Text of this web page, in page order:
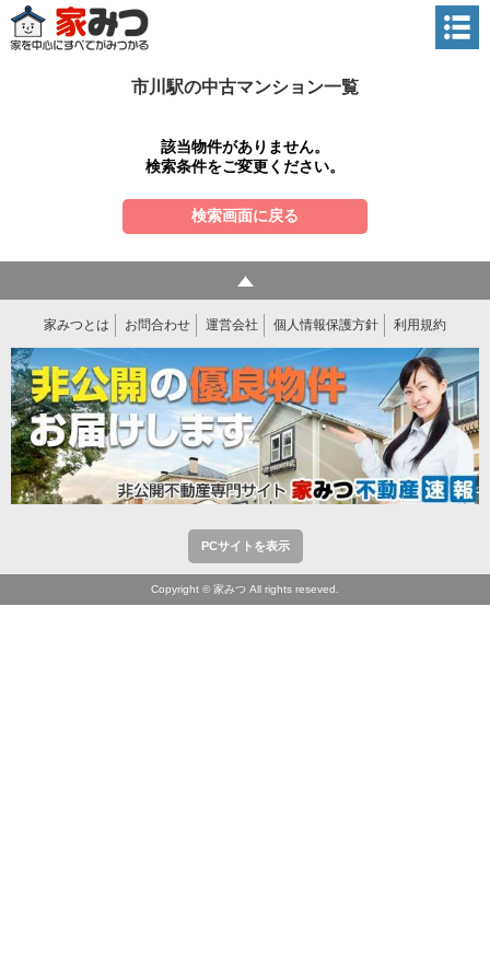
市川駅の中古マンション一覧
該当物件がありません。
検索条件をご変更ください。
検索画面に戻る
家みつとは お問合わせ 運営会社 個人情報保護方針 利用規約
PCサイトを表示
Copyright © 家みつ All rights reseved.